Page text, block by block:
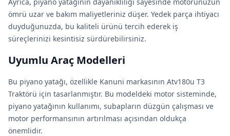
ömrü uzar ve bakım maliyetleriniz düşer. Yedek parça ihtiyacı
duyduğunuzda, bu kaliteli ürünü tercih ederek iş
süreçlerinizi kesintisiz sürdürebilirsiniz.
Uyumlu Araç Modelleri
Bu piyano yatağı, özellikle Kanuni markasının Atv180u T3
Traktörü için tasarlanmıştır. Bu modeldeki motor sisteminde,
piyano yatağının kullanımı, subapların düzgün çalışması ve
motor performansının artırılması açısından oldukça
önemlidir.